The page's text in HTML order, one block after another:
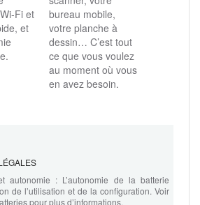
et
et
bureau mobile,
votre planche à
dessin… C’est tout
ce que vous voulez
au moment où vous
en avez besoin.
autonomie : L’autonomie de la batterie
de l’utilisation et de la configuration. Voir
pour plus d’informations.